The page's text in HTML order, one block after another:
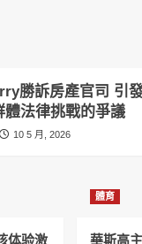
勝訴房產官司 引
體法律挑戰的爭議
10 5 月, 2026
体验激
體育
華斯高